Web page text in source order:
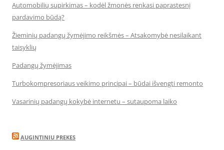
Automobilių supirkimas – kodėl žmonės renkasi paprastesnį
pardavimo būdą?
Žieminių padangų žymėjimo reikšmės – Atsakomybė nesilaikant
taisyklių
Padangų žymėjimas
Turbokompresoriaus veikimo principai – būdai išvengti remonto
Vasarinių padangų kokybė internetu – sutaupoma laiko
AUGINTINIU PREKES